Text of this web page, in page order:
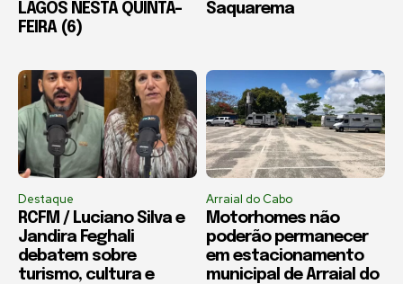
LAGOS NESTA QUINTA-
FEIRA (6)
Saquarema
Destaque
RCFM / Luciano Silva e
Jandira Feghali
debatem sobre
turismo, cultura e
Arraial do Cabo
Motorhomes não
poderão permanecer
em estacionamento
municipal de Arraial do